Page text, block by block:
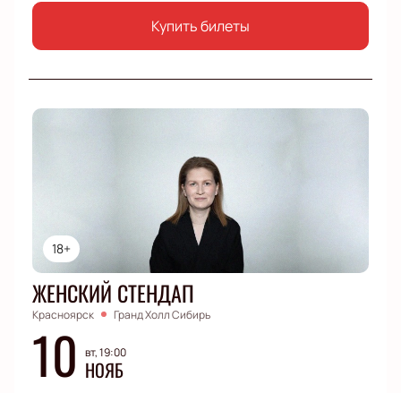
Купить билеты
18+
ЖЕНСКИЙ СТЕНДАП
Красноярск Гранд Холл Сибирь
10 вт, 19:00
НОЯБ